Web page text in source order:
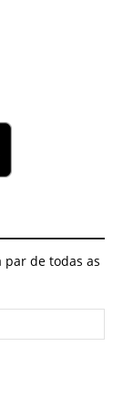
par de todas as